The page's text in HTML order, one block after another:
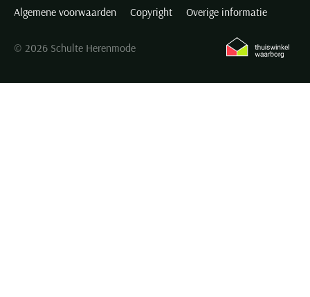
Algemene voorwaarden
Copyright Overige informatie
© 2026 Schulte Herenmode